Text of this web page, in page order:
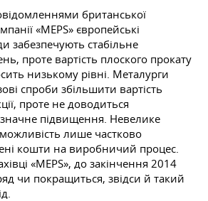
британської
«MEPS» європейські
забезпечують стабільне
проте вартість плоского прокату
низькому рівні. Металурги
спроби збільшити вартість
проте не доводиться
підвищення. Невелике
лише частково
кошти на виробничий процес.
«MEPS», до закінчення 2014
чи покращиться, звідси й такий